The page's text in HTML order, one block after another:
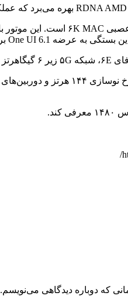
که دوباره دیدگاهی می‌نویسم.